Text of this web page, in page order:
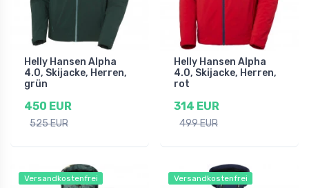
Helly Hansen Alpha
4.0, Skijacke, Herren,
grün
450 EUR
525 EUR
Helly Hansen Alpha
4.0, Skijacke, Herren,
rot
314 EUR
499 EUR
Versandkostenfrei Versandkostenfrei